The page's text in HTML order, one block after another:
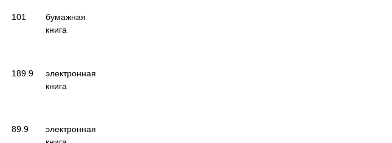
101
бумажная
книга
189.9
электронная
книга
89.9
электронная